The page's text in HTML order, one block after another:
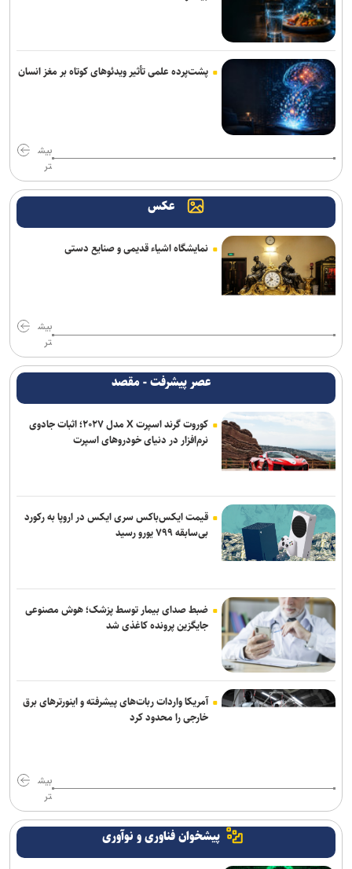
تردد روان در تمامی محورهای شمالی و مسیرهای مرزهای اربعین
کشف بقایای انسانی در ارتفاعات شمیرانات
حسینیه قوجان؛ تماشاخانه حافظه ایرانی+ تصاویر
رئیس قوه قضاییه: خبرنگار متعهد، هم‌سنگر رزمندگان پشت لانچر است
پشت‌پرده علمی تأثیر ویدئو‌های کوتاه بر مغز انسان
بیش
تر
عکس
نمایشگاه اشیاء قدیمی و صنایع دستی
بیش
تر
عصر پیشرفت - مقصد
کوروت گرند اسپرت X مدل ۲۰۲۷؛ اثبات جادوی
نرم‌افزار در دنیای خودروهای اسپرت
قیمت ایکس‌باکس سری ایکس در اروپا به رکورد
بی‌سابقه ۷۹۹ یورو رسید
ضبط صدای بیمار توسط پزشک؛ هوش مصنوعی
جایگزین پرونده کاغذی شد
آمریکا واردات ربات‌های پیشرفته و اینورترهای برق
خارجی را محدود کرد
بیش
تر
پیشخوان فناوری و نوآوری